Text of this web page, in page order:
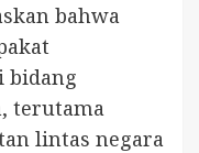
bahwa
bidang
terutama
lintas negara